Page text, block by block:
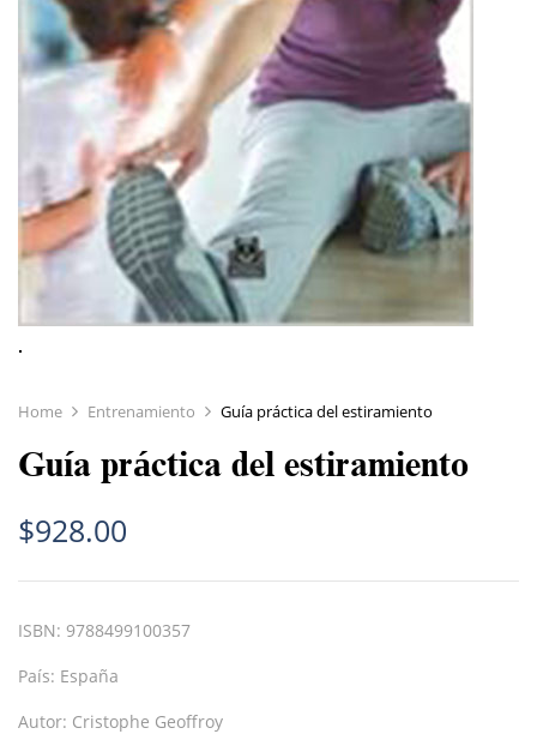
Home Entrenamiento Guía práctica del estiramiento
Guía práctica del estiramiento
$928.00
ISBN: 9788499100357
País: España
Autor: Cristophe Geoffroy